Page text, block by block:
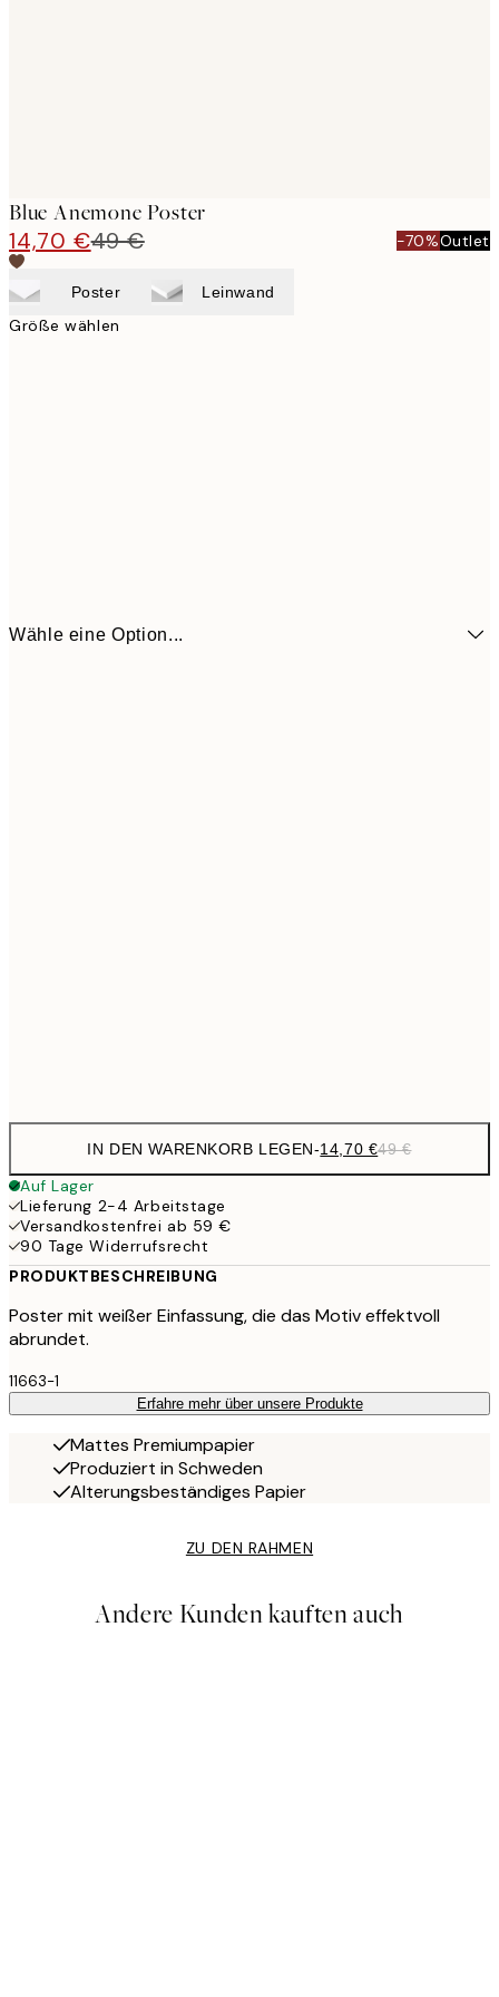
Blue Anemone Poster
14,70 €49 € -70%Outlet
Poster Leinwand
Größe wählen
Wähle eine Option...
IN DEN WARENKORB LEGEN-14,70 €49 €
Auf Lager
Lieferung 2-4 Arbeitstage
Versandkostenfrei ab 59 €
90 Tage Widerrufsrecht
PRODUKTBESCHREIBUNG
Poster mit weißer Einfassung, die das Motiv effektvoll
abrundet.
11663-1
Erfahre mehr über unsere Produkte
Mattes Premiumpapier
Produziert in Schweden
Alterungsbeständiges Papier
ZU DEN RAHMEN
Andere Kunden kauften auch